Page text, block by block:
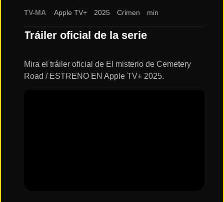
ESTRENOS
TV-MA Apple TV+ 2025 Crimen min
Tráiler oficial de la serie
Mira el tráiler oficial de El misterio de Cemetery
Road / ESTRENO EN Apple TV+ 2025.